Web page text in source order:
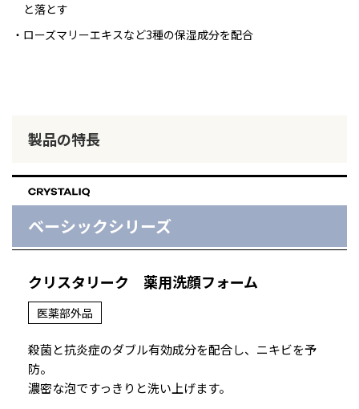
と落とす
ローズマリーエキスなど3種の保湿成分を配合
製品の特長
ベーシックシリーズ
クリスタリーク 薬用洗顔フォーム
医薬部外品
殺菌と抗炎症のダブル有効成分を配合し、ニキビを予
防。
濃密な泡ですっきりと洗い上げます。